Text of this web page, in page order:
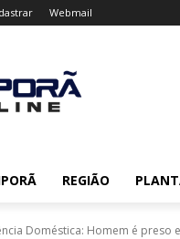
Webmail
REGIÃO
Doméstica: Homem é preso